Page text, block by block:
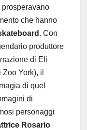
che hanno
. Con
produttore
di Eli
York), il
di quel
di
personaggi
Rosario